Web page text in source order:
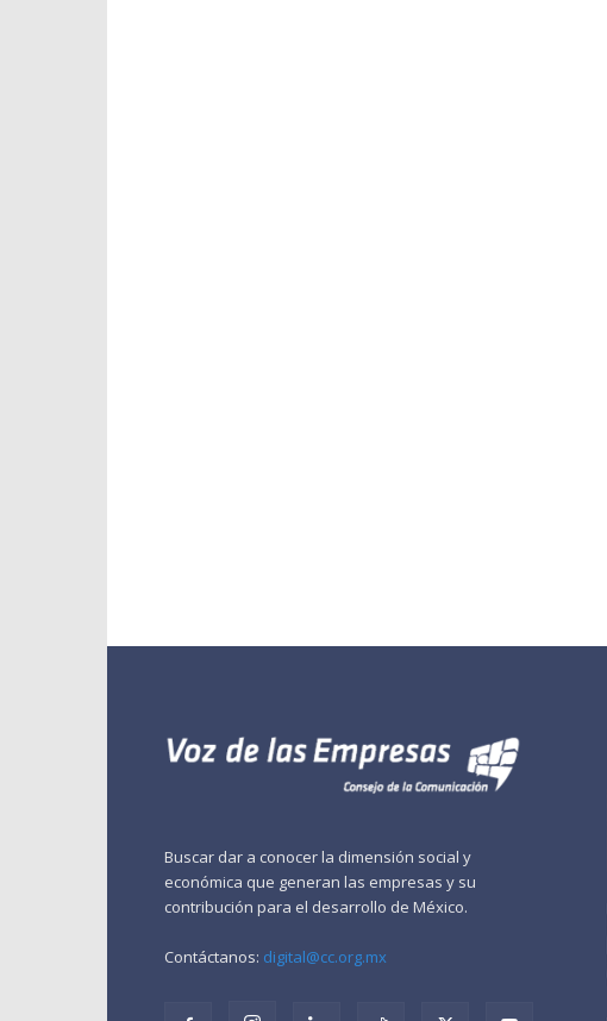
Buscar dar a conocer la dimensión social y
económica que generan las empresas y su
contribución para el desarrollo de México.
Contáctanos: digital@cc.org.mx